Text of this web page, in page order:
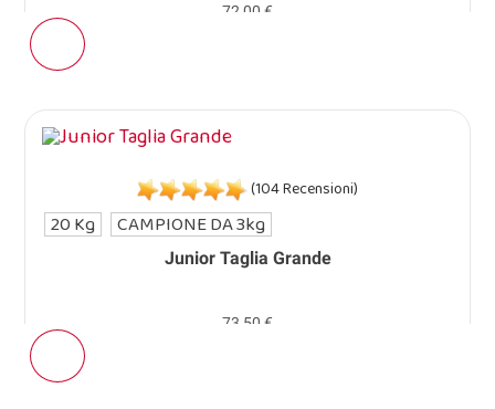
72,00 €
Junior Taglia Grande
(104 Recensioni)
73,50 €
20 Kg CAMPIONE DA 3kg